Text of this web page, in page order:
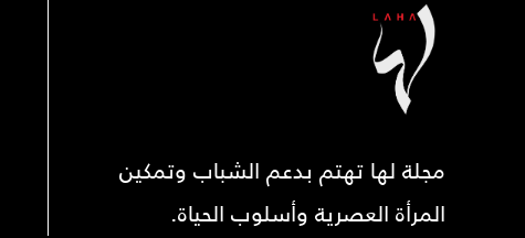
مجلة لها تهتم بدعم الشباب وتمكين
المرأة العصرية وأسلوب الحياة.